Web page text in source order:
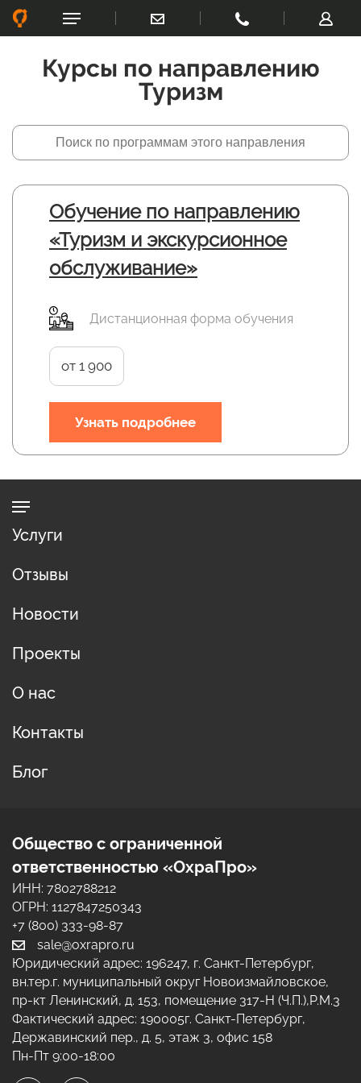
Курсы по направлению
Туризм
Обучение по направлению
«Туризм и экскурсионное
обслуживание‎»
Дистанционная форма обучения
от 1 900
Узнать подробнее
Услуги
Отзывы
Новости
Проекты
О нас
Контакты
Блог
Общество с ограниченной
ответственностью «ОхраПро»
ИНН: 7802788212
ОГРН: 1127847250343
+7 (800) 333-98-87
sale@oxrapro.ru
Юридический адрес: 196247, г. Санкт-Петербург,
вн.тер.г. муниципальный округ Новоизмайловское,
пр-кт Ленинский, д. 153, помещение 317-Н (Ч.П.),Р.М.3
Фактический адрес: 190005г. Санкт-Петербург,
Державинский пер., д. 5, этаж 3, офис 158
Пн-Пт 9:00-18:00